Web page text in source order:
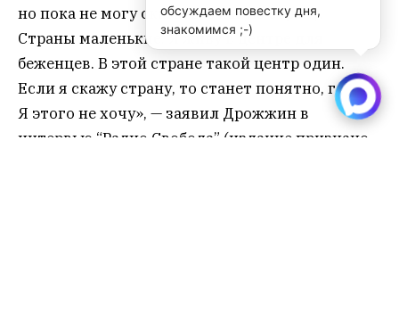
но пока не могу сказать, в какую страну.
Страны маленькие. Я живу в центре для
беженцев. В этой стране такой центр один.
Если я скажу страну, то станет понятно, где я.
Я этого не хочу», — заявил Дрожжин в
интервью “Радио Свобода” (издание признано
обсуждаем повестку дня,
знакомимся ;-)